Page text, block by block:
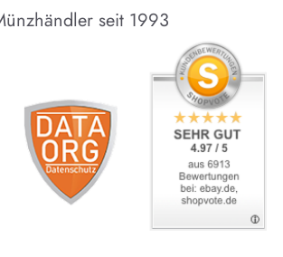
seit 1993